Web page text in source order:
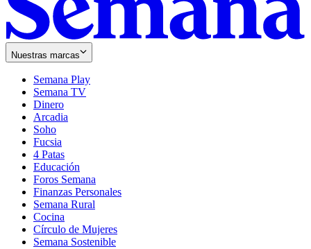
Nuestras marcas
Semana Play
Semana TV
Dinero
Arcadia
Soho
in
new
window
Fucsia
in
new
window
4 Patas
Educación
Foros Semana
Finanzas Personales
Semana Rural
Cocina
Círculo de Mujeres
Semana Sostenible